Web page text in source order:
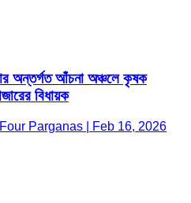
অন্তর্গত আঁচনা অঞ্চলে কৃষক
বিধায়ক
Parganas | Feb 16, 2026